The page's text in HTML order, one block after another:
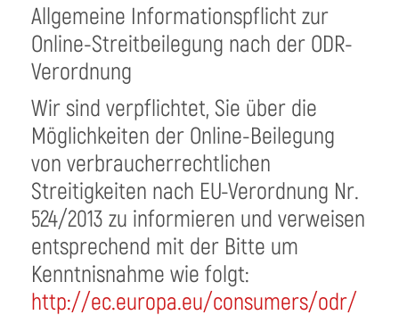
Allgemeine Informationspflicht zur
Online-Streitbeilegung nach der ODR-
Verordnung
Wir sind verpflichtet, Sie über die
Möglichkeiten der Online-Beilegung
von verbraucherrechtlichen
Streitigkeiten nach EU-Verordnung Nr.
524/2013 zu informieren und verweisen
entsprechend mit der Bitte um
Kenntnisnahme wie folgt:
http://ec.europa.eu/consumers/odr/